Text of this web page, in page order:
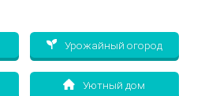
Урожайный огород
Уютный дом